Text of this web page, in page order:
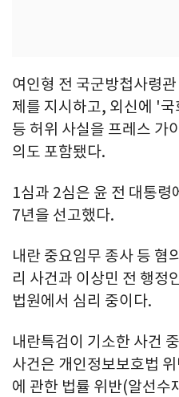
여인형 전 국군방첩사령
제를 지시하고, 외신에 '
등 허위 사실을 프레스 가
의도 포함됐다.
1심과 2심은 윤 전 대통령
7년을 선고했다.
내란 중요임무 종사 등 혐
리 사건과 이상민 전 행정
법원에서 심리 중이다.
내란특검이 기소한 사건
사건은 개인정보보호법
에 관한 법률 위반(알선수